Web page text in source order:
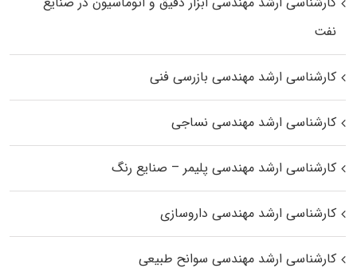
نفت
کارشناسی ارشد مهندسی بازرسی فنی
کارشناسی ارشد مهندسی نساجی
کارشناسی ارشد مهندسی پلیمر – صنایع رنگ
کارشناسی ارشد مهندسی داروسازی
کارشناسی ارشد مهندسی سوانح طبیعی